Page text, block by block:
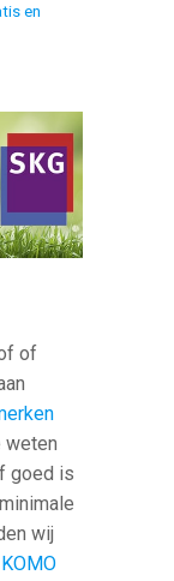
en
of
weten
goed is
wij
KOMO